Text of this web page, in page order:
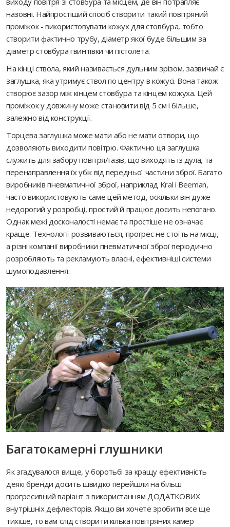
назовні. Найпростіший спосіб створити такий повітряний
проміжок - використовувати кожух для стовбура, тобто
створити фактично трубу, діаметр якої буде більшим за
діаметр стовбура гвинтівки чи пістолета.
На кінці ствола, який називається дульним зрізом, зазвичай є
заглушка, яка утримує ствол по центру в кожусі. Вона також
створює зазор між кінцем стовбура та кінцем кожуха. Цей
проміжок у довжину може становити від 5 см і більше,
залежно від конструкції.
Торцева заглушка може мати або не мати отвори, що
дозволяють виходити повітрю. Фактично ця заглушка
служить для забору повітря/газів, що виходять із дула, та
перенаправлення їх убік від передньої частини зброї. Багато
виробників пневматичної зброї, наприклад Kral і Beeman,
часто використовують саме цей метод, оскільки він дуже
недорогий у розробці, простий й працює досить непогано.
Однак межі досконалості немає та простіше не означає
краще. Технології розвиваються, прогрес не стоїть на місці,
а різні компанії виробники пневматичної зброї періодично
розробляють та рекламують власні, ефективніші системи
шумоподавлення.
Багатокамерні глушники
Як згадувалося вище, у боротьбі за кращу ефективність
деякі бренди досить швидко перейшли на більш
прогресивний варіант з використанням ДОДАТКОВИХ
внутрішніх дефлекторів. Якщо ви хочете зробити все ще
тихіше, то вам слід створити кілька повітряних камер